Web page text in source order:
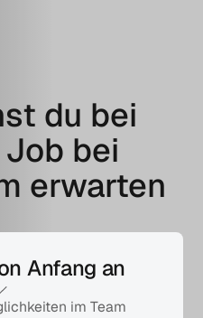
du bei
bei
erwarten
Anfang an
im Team